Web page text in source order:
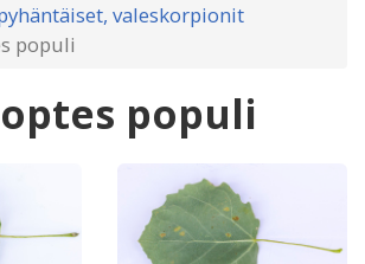
valeskorpionit
populi
populi